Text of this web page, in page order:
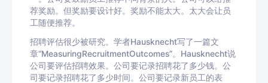
荐奖励。但奖励要设计好。奖励不能太大。太大会让员
工随便推荐。
招聘评估很少被研究。学者Hausknecht写了一篇文
章“MeasuringRecruitmentOutcomes”。Hausknecht说
公司要评估招聘效果。公司要记录招聘花了多少钱。公
司要记录招聘花了多少时间。公司要记录新员工的表